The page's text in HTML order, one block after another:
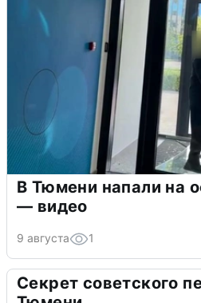
В Тюмени напали на
— видео
9 августа 1
Секрет советского